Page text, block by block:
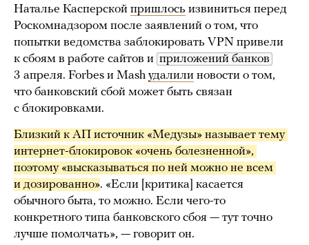
Наталье Касперской пришлось извиниться перед
Роскомнадзором после заявлений о том, что
попытки ведомства заблокировать VPN привели
к сбоям в работе сайтов и приложений банков
3 апреля. Forbes и Mash удалили новости о том,
что банковский сбой может быть связан
с блокировками.
Близкий к АП источник «Медузы» называет тему
интернет-блокировок «очень болезненной»,
поэтому «высказываться по ней можно не всем
и дозированно». «Если [критика] касается
обычного быта, то можно. Если чего-то
конкретного типа банковского сбоя — тут точно
лучше помолчать», — говорит он.